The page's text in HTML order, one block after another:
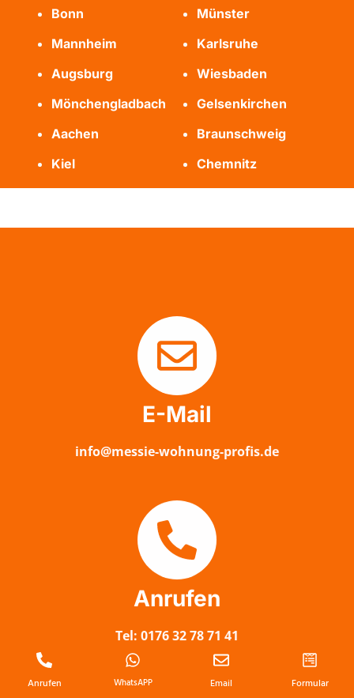
Bonn
Münster
Mannheim
Karlsruhe
Augsburg
Wiesbaden
Mönchengladbach
Gelsenkirchen
Aachen
Braunschweig
Kiel
Chemnitz
E-Mail
info@messie-wohnung-profis.de
Anrufen
Tel: 0176 32 78 71 41
Anrufen WhatsAPP Email Formular